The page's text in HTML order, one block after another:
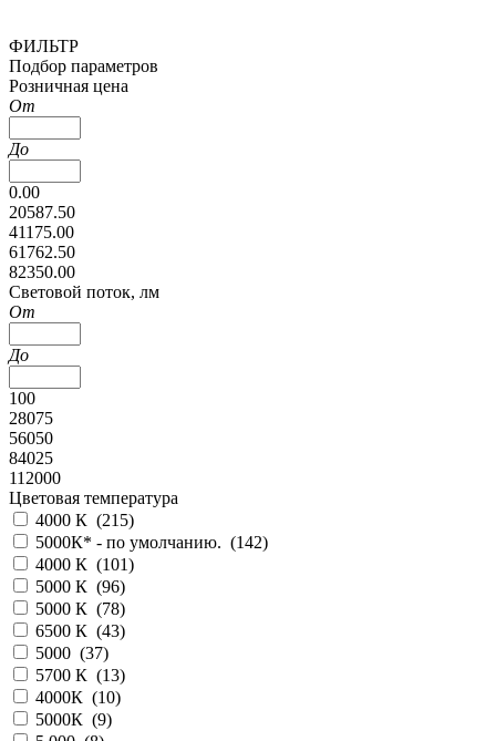
ФИЛЬТР
Подбор параметров
Розничная цена
От
До
0.00
20587.50
41175.00
61762.50
82350.00
Cветовой поток, лм
От
До
100
28075
56050
84025
112000
Цветовая температура
4000 К (215)
5000К* - по умолчанию. (142)
4000 К (101)
5000 К (96)
5000 К (78)
6500 К (43)
5000 (37)
5700 К (13)
4000К (10)
5000К (9)